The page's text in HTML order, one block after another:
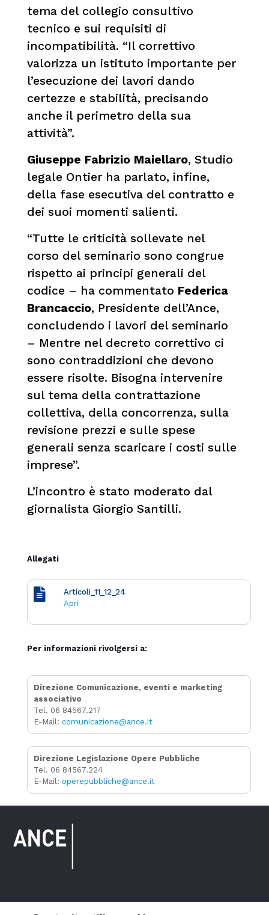
tema del collegio consultivo
tecnico e sui requisiti di
incompatibilità. “Il correttivo
valorizza un istituto importante per
l’esecuzione dei lavori dando
certezze e stabilità, precisando
anche il perimetro della sua
attività”.
Giuseppe Fabrizio Maiellaro, Studio
legale Ontier ha parlato, infine,
della fase esecutiva del contratto e
dei suoi momenti salienti.
“Tutte le criticità sollevate nel
corso del seminario sono congrue
rispetto ai principi generali del
codice – ha commentato Federica
Brancaccio, Presidente dell’Ance,
concludendo i lavori del seminario
– Mentre nel decreto correttivo ci
sono contraddizioni che devono
essere risolte. Bisogna intervenire
sul tema della contrattazione
collettiva, della concorrenza, sulla
revisione prezzi e sulle spese
generali senza scaricare i costi sulle
imprese”.
L’incontro è stato moderato dal
giornalista Giorgio Santilli.
Allegati
Articoli_11_12_24
Apri
Per informazioni rivolgersi a:
Direzione Comunicazione, eventi e marketing
associativo
Tel. 06 84567.217
E-Mail: comunicazione@ance.it
Direzione Legislazione Opere Pubbliche
Tel. 06 84567.224
E-Mail: operepubbliche@ance.it